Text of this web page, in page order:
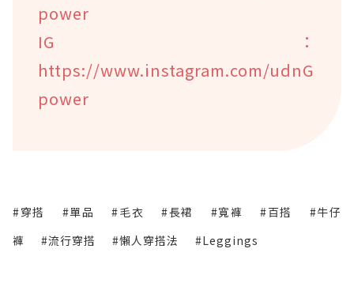
power
IG：
https://www.instagram.com/udnG
power
#穿搭 #單品 #毛衣 #長裙 #寬褲 #百搭
#牛仔
褲
#流行穿搭 #懶人穿搭法 #Leggings